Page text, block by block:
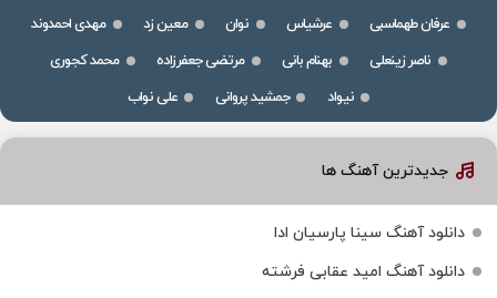
عرفان طهماسبی
عرشیاس نوان معین زد
مهدی احمدوند
ناصر زینعلی
بهنام بانی مرتضی جعفرزاده
محمد کجوری
نیواد
جمشید پروانی علی نواب
جدیدترین آهنگ ها
دانلود آهنگ سینا پارسیان ادا
دانلود آهنگ امید عقابی فرشته